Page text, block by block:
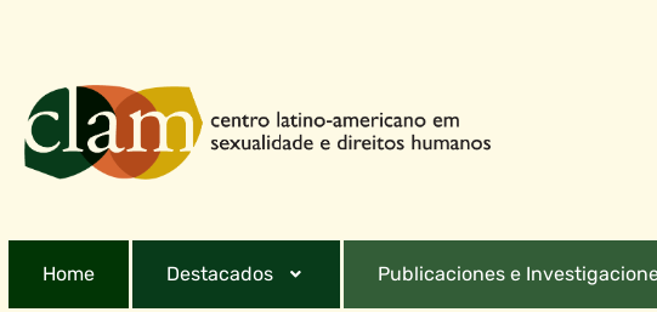
Home Destacados Publicaciones e